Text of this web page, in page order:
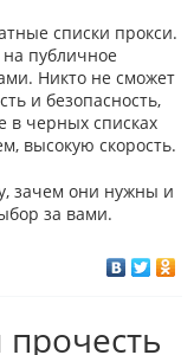
списки прокси.
публичное
Никто не сможет
и безопасность,
в черных списках
высокую скорость.
зачем они нужны и
за вами.